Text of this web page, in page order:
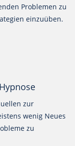
Problemen zu
einzuüben.
zur
wenig Neues
zu